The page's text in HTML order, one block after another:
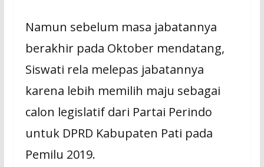
Namun sebelum masa jabatannya
berakhir pada Oktober mendatang,
Siswati rela melepas jabatannya
karena lebih memilih maju sebagai
calon legislatif dari Partai Perindo
untuk DPRD Kabupaten Pati pada
Pemilu 2019.